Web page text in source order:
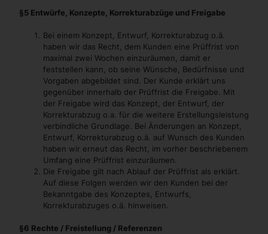
§5 Entwürfe, Konzepte, Korrekturabzüge und Freigabe
Bei einem Konzept, Entwurf, Korrekturabzug o.ä.
haben wir das Recht, dem Kunden eine Prüffrist von
maximal zwei Wochen einzuräumen, damit er
feststellen kann, ob seine Wünsche, Bedürfnisse und
Vorgaben abgebildet sind. Der Kunde erklärt uns
gegenüber innerhalb der Prüffrist die Freigabe. Mit
der Freigabe wird das Konzept, der Entwurf, der
Korrekturabzug o.a. für die weitere Erstellungsleistung
verbindliche Grundlage. Bei Änderungen an Konzept,
Entwurf, Korrekturabzug o.ä. auf Wunsch des Kunden
haben wir erneut das Recht, im vorher beschriebenem
Umfang eine Prüffrist einzuräumen.
Die Freigabe gilt nach Ablauf der Prüffrist als erklärt.
Auf diese Folgen werden wir den Kunden bei der
Bekanntgabe des Konzeptes, Entwurfs,
Korrekturabzuges o.ä. hinweisen.
§6 Rechte / Freistellung / Referenzen